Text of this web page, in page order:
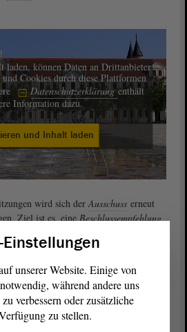
laden, können Daten an Drittanbieter
Cookies durch diese Plattformen
Datenschutzerklärungenthält
Information dazu.
und Inhalt laden
wird sich derAusschuss erneut
Ziel ist es, eineBeschlussempfehlung
Landtagentscheidet.
Landtagsind grundsätzlich öffentlich.
interessiert, können Sie einfach mal
während ihrer Beratungen
unserer Website. Einige von
während andere uns
verbessern oder zusätzliche
zu stellen.